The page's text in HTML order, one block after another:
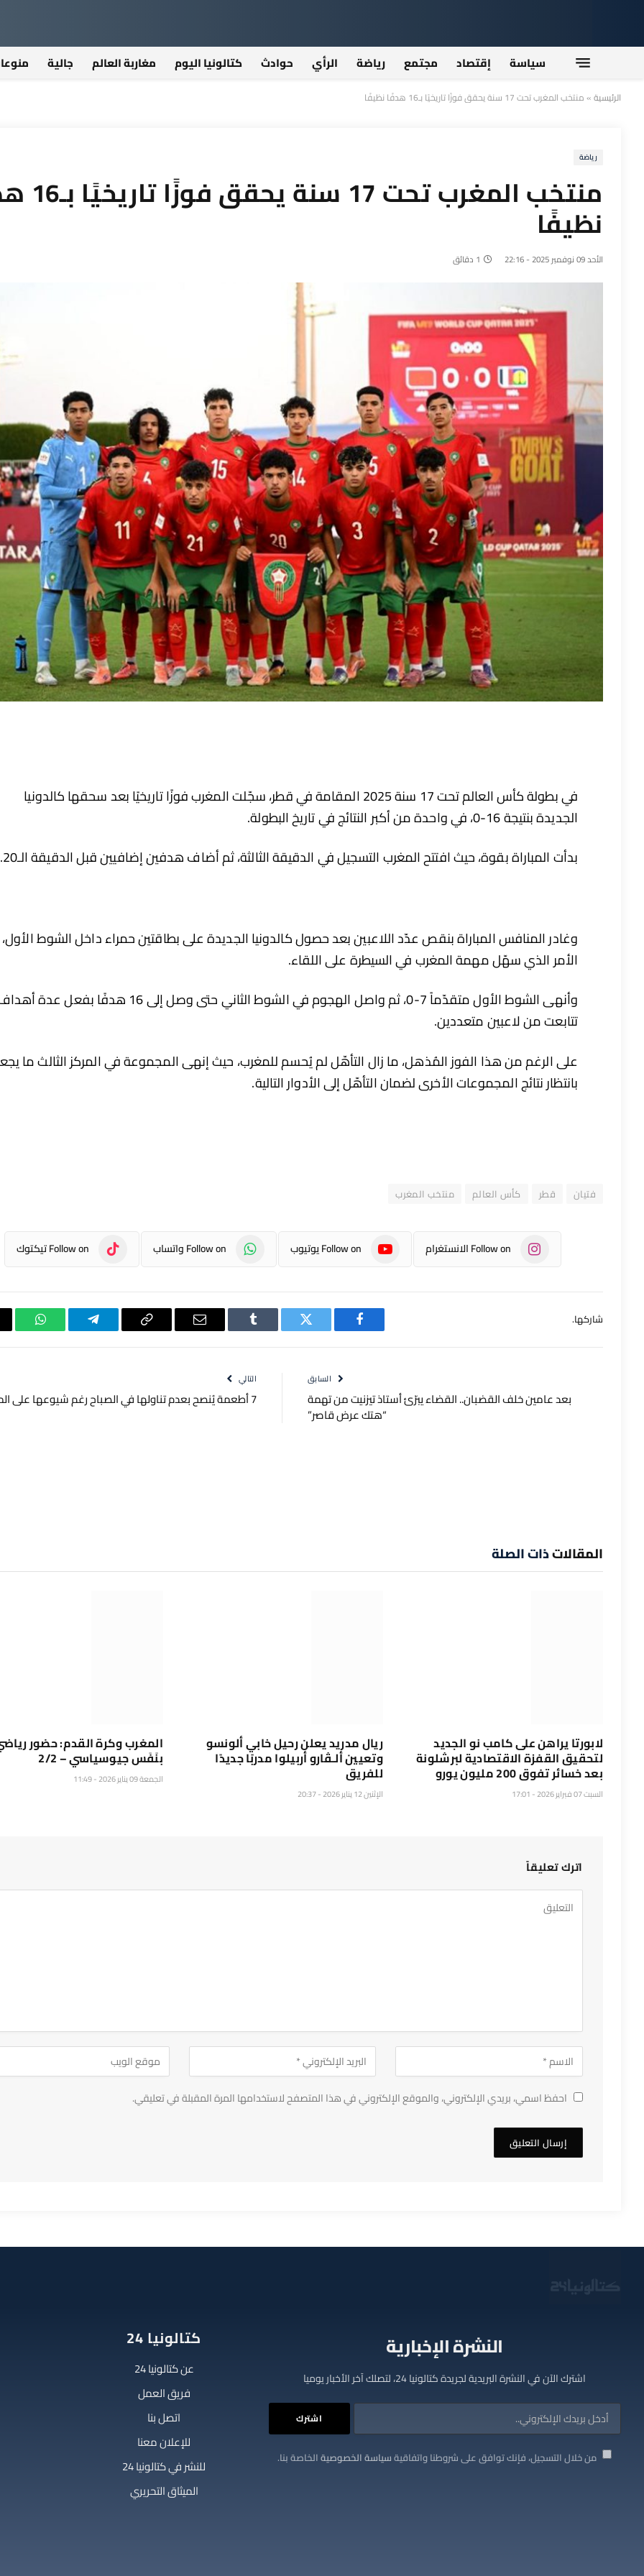
سياسة إقتصاد مجتمع رياضة الرأي حوادث كتالونيا اليوم مغاربة العالم جالية
الرئيسية»منتخب المغرب تحت 17 سنة يحقق فوزًا تاريخيًا بـ16 هدفًا نظيفًا
رياضة
منتخب المغرب
نظيفًا
الأحد 09 نوفمبر 2025 - 22:16 1 دقائق
في بطولة كأس العالم تحت 17 سنة 2025 المقامة في قطر، سجّلت المغرب فوزًا تاريخيًا بعد سحقها كالدونيا
الجديدة بنتيجة 16-0، في واحدة من أكبر النتائج في تاريخ البطولة.
بدأت المباراة بقوة، حيث افتتح المغرب التسجيل في الدقيقة الثالثة، ثم أضاف هدفين إضافيين قبل الدقيقة الـ20.
وغادر المنافس المباراة بنقص عدّد اللاعبين بعد حصول كالدونيا الجديدة على بطاقتين حمراء داخل الشوط الأول،
الأمر الذي سهّل مهمة المغرب في السيطرة على اللقاء.
وأنهى الشوط الأول متقدّماً 7-0، ثم واصل الهجوم في الشوط الثاني حتى وصل إلى 16 هدفًا بفعل عدة
تتابعت من لاعبين متعددين.
على الرغم من هذا الفوز المُذهل، ما زال التأهّل لم يُحسم للمغرب، حيث إنهى المجموعة في المركز الثالث ما
بانتظار نتائج المجموعات الأخرى لضمان التأهّل إلى الأدوار التالية.
فتيان قطر كأس العالم منتخب المغرب
Follow on الانستغرام Follow on يوتيوب Follow on واتساب Follow on تيكتوك
شاركها.
فيسبوك تويتر Tumblr
البريد
Copy
تيلقرام واتساب
السابق
بعد عامين خلف القضبان.. القضاء يبرّئ أستاذ تيزنيت من تهمة
“هتك عرض قاصر”
التالي
7 أطعمة يُنصح بعدم تناولها في الصباح رغم شيوعها على المائدة
المقالاتذات الصلة
لابورتا يراهن على كامب نو الجديد
لتحقيق القفزة الاقتصادية لبرشلونة
بعد خسائر تفوق 200 مليون يورو
السبت 07 فبراير 2026 - 17:01
ريال مدريد يعلن رحيل خابي ألونسو
وتعيين ألـڤارو أربيلوا مدربًا جديدًا
للفريق
الإثنين 12 يناير 2026 - 20:37
المغرب وكرة القدم: حضور
بنَفَس جيوسياسي – 2/2
الجمعة 09 يناير 2026 - 11:49
اترك تعليقاً
احفظ اسمي، بريدي الإلكتروني، والموقع الإلكتروني في هذا المتصفح لاستخدامها المرة المقبلة في تعليقي.
النشرة الإخبارية
اشترك الآن في النشرة البريدية لجريدة كتالونيا 24، لتصلك آخر الأخبار يوميا
من خلال التسجيل، فإنك توافق على شروطنا واتفاقيةسياسة الخصوصيةالخاصة بنا.
كتالونيا 24
عن كتالونيا 24
فريق العمل
اتصل بنا
للإعلان معنا
للنشر في كتالونيا 24
الميثاق التحريري